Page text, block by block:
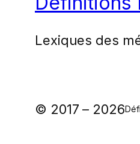
Lexiques des
© 2017 – 2026